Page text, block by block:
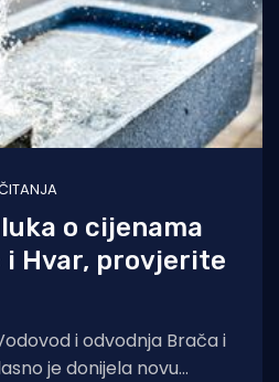
o cijenama
i Hvar, provjerite
i odvodnja Brača i
je donijela novu